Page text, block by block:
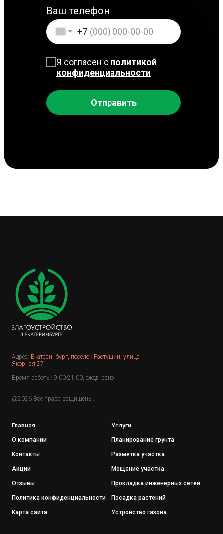
Ваш телефон
+7
Я согласен с политикой
конфиденциальности
Отправить
Адрес: Екатеринбург, поселок Растущий, улица
Якорная 27
Время работы: 9:00-21:00, ежедневно
@2026 Все права защищены.
Главная
О компании
Контакты
Акции
Отзывы
Политика конфиденциальности
Карта сайта
Услуги
Планирование грунта
Разметка участка
Мощение участка
Прокладка инженерных сетей
Посадка растений
Устройство газона